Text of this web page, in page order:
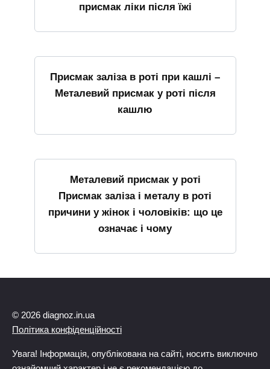
присмак ліки після їжі
Присмак заліза в роті при кашлі –
Металевий присмак у роті після
кашлю
Металевий присмак у роті
Присмак заліза і металу в роті
причини у жінок і чоловіків: що це
означає і чому
© 2026 diagnoz.in.ua
Політика конфіденційності
Увага! Інформація, опублікована на сайті, носить виключно